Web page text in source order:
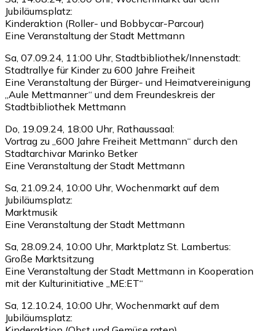
Jubiläumsplatz:
Kinderaktion (Roller- und Bobbycar-Parcour)
Eine Veranstaltung der Stadt Mettmann
Sa, 07.09.24, 11:00 Uhr, Stadtbibliothek/Innenstadt:
Stadtrallye für Kinder zu 600 Jahre Freiheit
Eine Veranstaltung der Bürger- und Heimatvereinigung
„Aule Mettmanner“ und dem Freundeskreis der
Stadtbibliothek Mettmann
Do, 19.09.24, 18:00 Uhr, Rathaussaal:
Vortrag zu „600 Jahre Freiheit Mettmann“ durch den
Stadtarchivar Marinko Betker
Eine Veranstaltung der Stadt Mettmann
Sa, 21.09.24, 10:00 Uhr, Wochenmarkt auf dem
Jubiläumsplatz:
Marktmusik
Eine Veranstaltung der Stadt Mettmann
Sa, 28.09.24, 10:00 Uhr, Marktplatz St. Lambertus:
Große Marktsitzung
Eine Veranstaltung der Stadt Mettmann in Kooperation
mit der Kulturinitiative „ME:ET“
Sa, 12.10.24, 10:00 Uhr, Wochenmarkt auf dem
Jubiläumsplatz: